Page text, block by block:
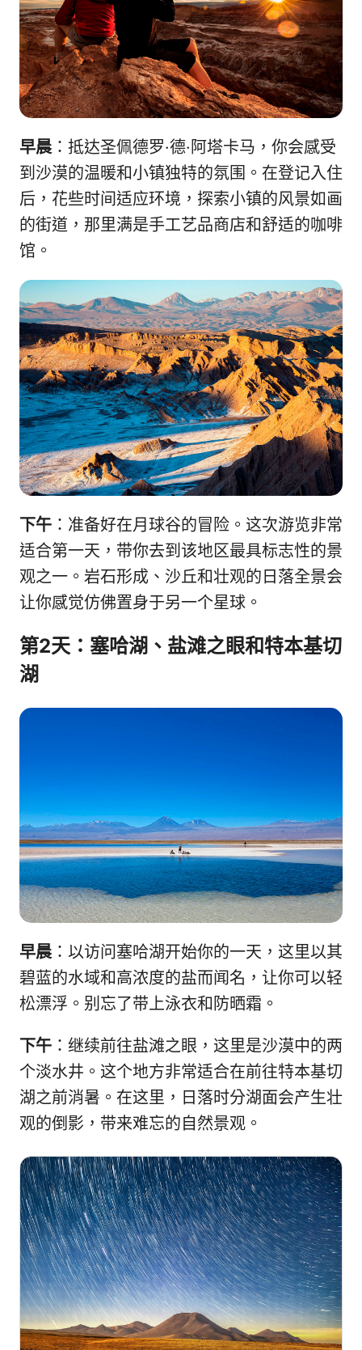
早晨：抵达圣佩德罗·德·阿塔卡马，你会感受
到沙漠的温暖和小镇独特的氛围。在登记入住
后，花些时间适应环境，探索小镇的风景如画
的街道，那里满是手工艺品商店和舒适的咖啡
馆。
下午 ：准备好在月球谷的冒险。这次游览非常
适合第一天，带你去到该地区最具标志性的景
观之一。岩石形成、沙丘和壮观的日落全景会
让你感觉仿佛置身于另一个星球。
第2天：塞哈湖、盐滩之眼和特本基切
湖
早晨：以访问塞哈湖开始你的一天，这里以其
碧蓝的水域和高浓度的盐而闻名，让你可以轻
松漂浮。别忘了带上泳衣和防晒霜。
下午 ：继续前往盐滩之眼，这里是沙漠中的两
个淡水井。这个地方非常适合在前往特本基切
湖之前消暑。在这里，日落时分湖面会产生壮
观的倒影，带来难忘的自然景观。